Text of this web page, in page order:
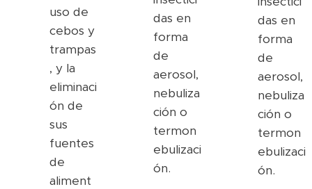
uso de
cebos y
trampas
, y la
eliminaci
ón de
sus
fuentes
de
aliment
das en
forma
de
aerosol,
nebuliza
ción o
termon
ebulizaci
ón.
das en
forma
de
aerosol,
nebuliza
ción o
termon
ebulizaci
ón.